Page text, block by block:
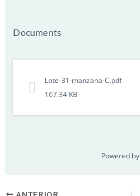
Documents
Lote-31-manzana-C.pdf
167.34 KB
Powered by